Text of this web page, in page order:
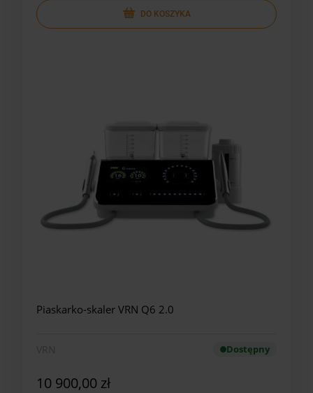
DO KOSZYKA
Piaskarko-skaler VRN Q6 2.0
Dostępny
10 900,00 zł